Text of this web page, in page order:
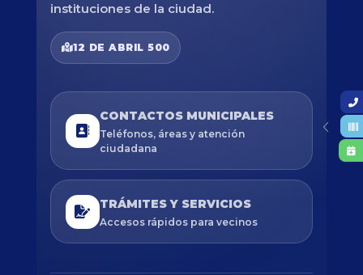
instituciones de la ciudad.
12 DE ABRIL 500
CONTACTOS MUNICIPALES
Teléfonos, áreas y atención
ciudadana
TRÁMITES Y SERVICIOS
Accesos rápidos para vecinos